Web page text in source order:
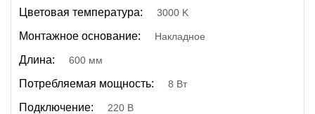
Цветовая температура: 3000 K
Монтажное основание: Накладное
Длина: 600 мм
Потребляемая мощность: 8 Вт
Подключение: 220 В